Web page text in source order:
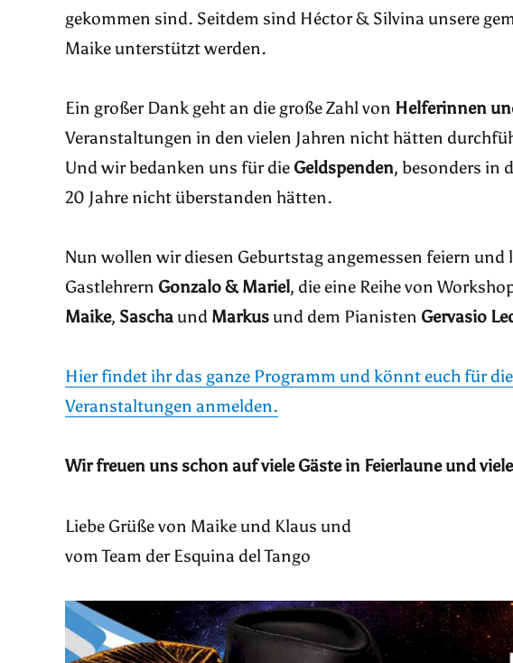
gekommen sind. Seitdem sind Héctor & Silvina unsere
Maike unterstützt werden.
Ein großer Dank geht an die große Zahl von Helferinnen
Veranstaltungen in den vielen Jahren nicht hätten
Und wir bedanken uns für die Geldspenden, besonders in
20 Jahre nicht überstanden hätten.
Nun wollen wir diesen Geburtstag angemessen feiern und
Gastlehrern Gonzalo & Mariel, die eine Reihe von
Maike, Sascha und Markus und dem Pianisten Gervasio
Hier findet ihr das ganze Programm und könnt euch für
Veranstaltungen anmelden.
Wir freuen uns schon auf vieleGäste in Feierlaune und viele
Liebe Grüße von Maike und Klaus und
vom Team der Esquina del Tango